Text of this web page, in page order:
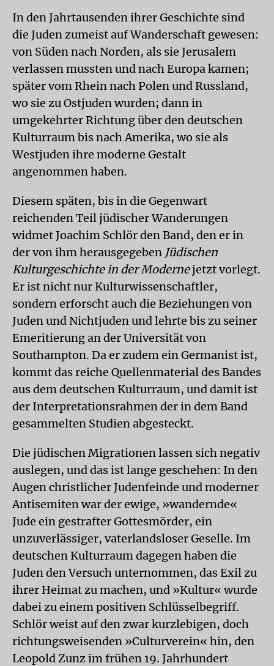
In den Jahrtausenden ihrer Geschichte sind
die Juden zumeist auf Wanderschaft gewesen:
von Süden nach Norden, als sie Jerusalem
verlassen mussten und nach Europa kamen;
später vom Rhein nach Polen und Russland,
wo sie zu Ostjuden wurden; dann in
umgekehrter Richtung über den deutschen
Kulturraum bis nach Amerika, wo sie als
Westjuden ihre moderne Gestalt
angenommen haben.
Diesem späten, bis in die Gegenwart
reichenden Teil jüdischer Wanderungen
widmet Joachim Schlör den Band, den er in
der von ihm herausgegeben Jüdischen
Kulturgeschichte in der Modernejetzt vorlegt.
Er ist nicht nur Kulturwissenschaftler,
sondern erforscht auch die Beziehungen von
Juden und Nichtjuden und lehrte bis zu seiner
Emeritierung an der Universität von
Southampton. Da er zudem ein Germanist ist,
kommt das reiche Quellenmaterial des Bandes
aus dem deutschen Kulturraum, und damit ist
der Interpretationsrahmen der in dem Band
gesammelten Studien abgesteckt.
Die jüdischen Migrationen lassen sich negativ
auslegen, und das ist lange geschehen: In den
Augen christlicher Judenfeinde und moderner
Antisemiten war der ewige, »wandernde«
Jude ein gestrafter Gottesmörder, ein
unzuverlässiger, vaterlandsloser Geselle. Im
deutschen Kulturraum dagegen haben die
Juden den Versuch unternommen, das Exil zu
ihrer Heimat zu machen, und »Kultur« wurde
dabei zu einem positiven Schlüsselbegriff.
Schlör weist auf den zwar kurzlebigen, doch
richtungsweisenden »Culturverein« hin, den
Leopold Zunz im frühen 19. Jahrhundert